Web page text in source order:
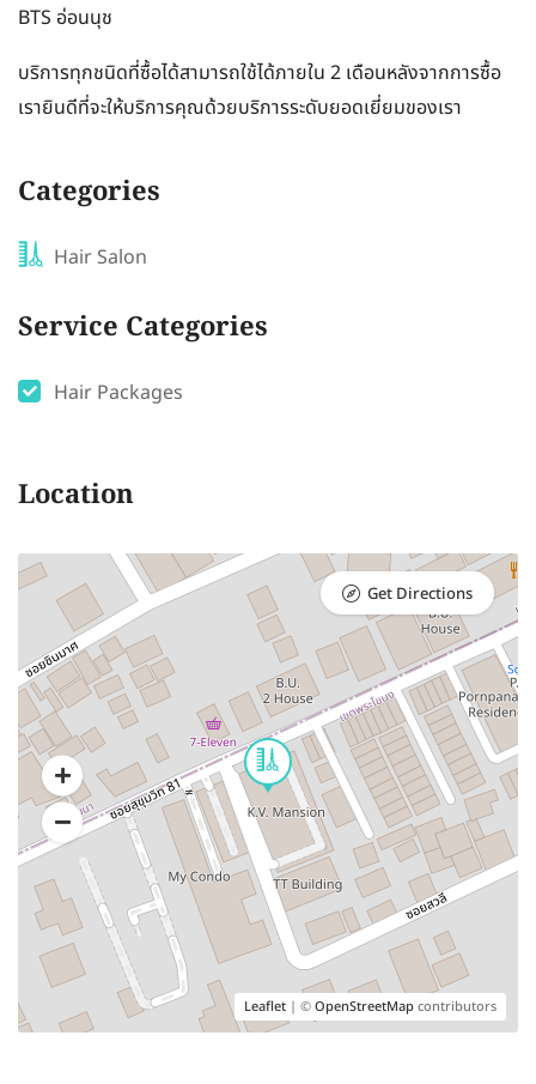
BTS อ่อนนุช
บริการทุกชนิดที่ซื้อได้สามารถใช้ได้ภายใน 2 เดือนหลังจากการซื้อ
เรายินดีที่จะให้บริการคุณด้วยบริการระดับยอดเยี่ยมของเรา
Categories
Hair Salon
Service Categories
Hair Packages
Location
Leaflet | ©OpenStreetMapcontributors
Get Directions